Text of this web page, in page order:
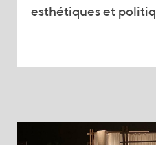
esthétiques et